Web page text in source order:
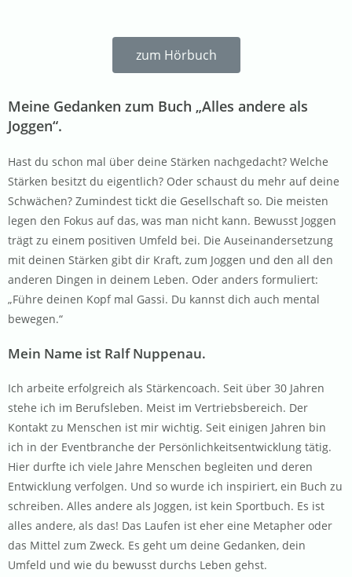
zum Hörbuch
Meine Gedanken zum Buch „Alles andere als
Joggen“.
Hast du schon mal über deine Stärken nachgedacht? Welche
Stärken besitzt du eigentlich? Oder schaust du mehr auf deine
Schwächen? Zumindest tickt die Gesellschaft so. Die meisten
legen den Fokus auf das, was man nicht kann. Bewusst Joggen
trägt zu einem positiven Umfeld bei. Die Auseinandersetzung
mit deinen Stärken gibt dir Kraft, zum Joggen und den all den
anderen Dingen in deinem Leben. Oder anders formuliert:
„Führe deinen Kopf mal Gassi. Du kannst dich auch mental
bewegen.“
Mein Name ist Ralf Nuppenau.
Ich arbeite erfolgreich als Stärkencoach. Seit über 30 Jahren
stehe ich im Berufsleben. Meist im Vertriebsbereich. Der
Kontakt zu Menschen ist mir wichtig. Seit einigen Jahren bin
ich in der Eventbranche der Persönlichkeitsentwicklung tätig.
Hier durfte ich viele Jahre Menschen begleiten und deren
Entwicklung verfolgen. Und so wurde ich inspiriert, ein Buch zu
schreiben. Alles andere als Joggen, ist kein Sportbuch. Es ist
alles andere, als das! Das Laufen ist eher eine Metapher oder
das Mittel zum Zweck. Es geht um deine Gedanken, dein
Umfeld und wie du bewusst durchs Leben gehst.